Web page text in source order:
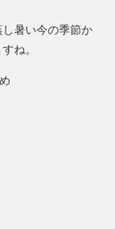
暑い今の季節か
ね。